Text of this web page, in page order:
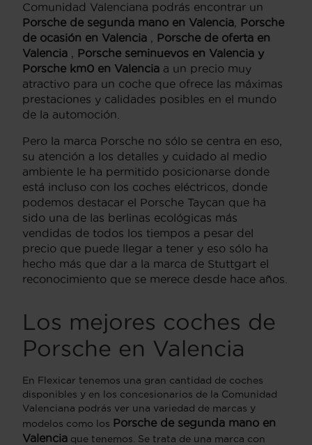
Comunidad Valenciana podrás encontrar un
Porsche de segunda mano en Valencia, Porsche
de ocasión en Valencia , Porsche de oferta en
Valencia , Porsche seminuevos en Valencia y
Porsche km0 en Valencia a un precio muy
atractivo para un coche que ofrece las máximas
prestaciones y calidades posibles en el mundo
de la automoción.
Pero la marca Porsche no sólo se centra en eso,
su atención a los detalles y cuidado al medio
ambiente le ha permitido posicionarse donde
está incluso con los coches eléctricos, donde
podemos destacar el Porsche Taycan que ha
sido una de las berlinas ecológicas más
vendidas de todos los tiempos a pesar del
precio que puede llegar a tener y eso sólo ha
hecho más que dar a la marca de Stuttgart el
reconocimiento que se merece desde hace años.
Los mejores coches de
Porsche en Valencia
En Flexicar tenemos una gran cantidad de coches
disponibles y en los concesionarios de la Comunidad
Valenciana podrás ver una variedad de marcas y
modelos como los Porsche de segunda mano en
Valencia que tenemos. Se trata de una marca con